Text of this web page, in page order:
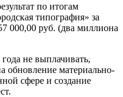
по итогам
типография» за
000,00 руб. (два миллиона
не выплачивать,
обновление материально-
сфере и создание